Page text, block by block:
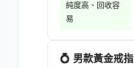
純度高、回收容
易
💍 男款黃金戒指